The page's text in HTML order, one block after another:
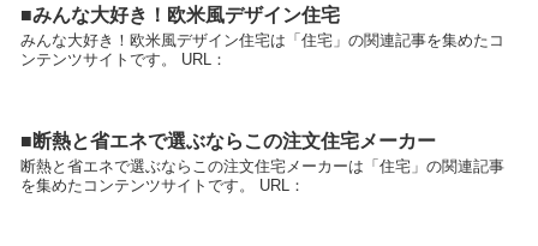
■みんな大好き！欧米風デザイン住宅
みんな大好き！欧米風デザイン住宅は「住宅」の関連記事を集めたコ
ンテンツサイトです。 URL：
■断熱と省エネで選ぶならこの注文住宅メーカー
断熱と省エネで選ぶならこの注文住宅メーカーは「住宅」の関連記事
を集めたコンテンツサイトです。 URL：